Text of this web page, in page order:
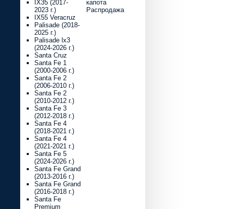
IX35 (2017-
2023 г.)
IX55 Veracruz
Palisade (2018-
2025 г.)
Palisade lx3
(2024-2026 г.)
Santa Cruz
Santa Fe 1
(2000-2006 г.)
Santa Fe 2
(2006-2010 г.)
Santa Fe 2
(2010-2012 г.)
Santa Fe 3
(2012-2018 г.)
Santa Fe 4
(2018-2021 г.)
Santa Fe 4
(2021-2021 г.)
Santa Fe 5
(2024-2026 г.)
Santa Fe Grand
(2013-2016 г.)
Santa Fe Grand
(2016-2018 г.)
Santa Fe
Premium
капота
Распродажа